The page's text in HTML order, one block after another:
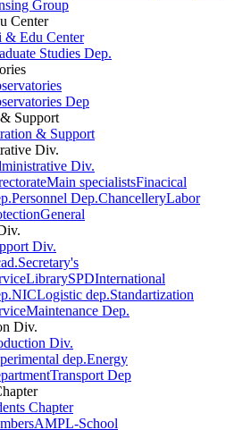
Group
Center
& Edu Center
Studies Dep.
Dep
Support
& Support
Div.
Div.
Main specialistsFinacical
Personnel Dep.ChancelleryLabor
General
Div.
LibrarySPDInternational
NICLogistic dep.Standartization
Maintenance Dep.
Div.
Div.
dep.Energy
Transport Dep
Chapter
AMPL-School